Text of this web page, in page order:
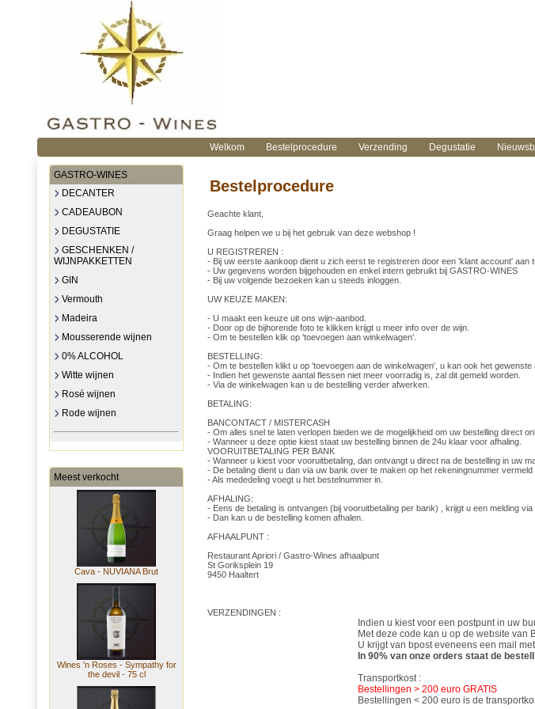
Welkom Bestelprocedure Verzending Degustatie
GASTRO-WINES
DECANTER
CADEAUBON
DEGUSTATIE
GESCHENKEN /
WIJNPAKKETTEN
GIN
Vermouth
Madeira
Mousserende wijnen
0% ALCOHOL
Witte wijnen
Rosé wijnen
Rode wijnen
Meest verkocht
Cava - NUVIANA Brut
Wines 'n Roses - Sympathy for
the devil - 75 cl
Bestelprocedure
Geachte klant,
Graag helpen we u bij het gebruik van deze webshop !
U REGISTREREN :
- Bij uw eerste aankoop dient u zich eerst te registreren door een 'klant account' aan
- Uw gegevens worden bijgehouden en enkel intern gebruikt bij GASTRO-WINES
- Bij uw volgende bezoeken kan u steeds inloggen.
UW KEUZE MAKEN:
- U maakt een keuze uit ons wijn-aanbod.
- Door op de bijhorende foto te klikken krijgt u meer info over de wijn.
- Om te bestellen klik op 'toevoegen aan winkelwagen'.
BESTELLING:
- Om te bestellen klikt u op 'toevoegen aan de winkelwagen', u kan ook het gewenste
- Indien het gewenste aantal flessen niet meer voorradig is, zal dit gemeld worden.
- Via de winkelwagen kan u de bestelling verder afwerken.
BETALING:
BANCONTACT / MISTERCASH
- Om alles snel te laten verlopen bieden we de mogelijkheid om uw bestelling direct
- Wanneer u deze optie kiest staat uw bestelling binnen de 24u klaar voor afhaling.
VOORUITBETALING PER BANK
- Wanneer u kiest voor vooruitbetaling, dan ontvangt u direct na de bestelling in uw
- De betaling dient u dan via uw bank over te maken op het rekeningnummer vermeld
- Als mededeling voegt u het bestelnummer in.
AFHALING:
- Eens de betaling is ontvangen (bij vooruitbetaling per bank) , krijgt u een melding via
- Dan kan u de bestelling komen afhalen.
AFHAALPUNT :
Restaurant Apriori / Gastro-Wines afhaalpunt
St Goriksplein 19
9450 Haaltert
VERZENDINGEN :
Indien u kiest voor een postpunt in uw
Met deze code kan u op de website van
U krijgt van bpost eveneens een mail
In 90% van onze orders staat de
Transportkost :
Bestellingen > 200 euro GRATIS
Bestellingen < 200 euro is de